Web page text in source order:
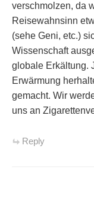
verschmolzen, da
Reisewahnsinn
(sehe Geni, etc.)
Wissenschaft
globale Erkältung.
Erwärmung
gemacht. Wir
uns an
Reply